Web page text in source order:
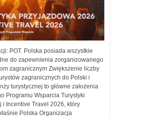
POT. Polska posiada wszystkie
do zapewnienia zorganizowanego
zagranicznym Zwiększenie liczby
zagranicznych do Polski i
turystycznej to główne założenia
Programu Wsparcia Turystyki
i Incentive Travel 2026, który
Polska Organizacja